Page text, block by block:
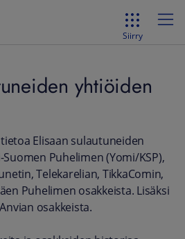
Siirry
yhtiöiden
Elisaan sulautuneiden
Puhelimen (Yomi/KSP),
Telekarelian, TikkaComin,
Puhelimen osakkeista. Lisäksi
osakkeista.